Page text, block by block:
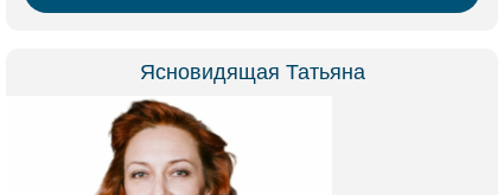
Ясновидящая Татьяна